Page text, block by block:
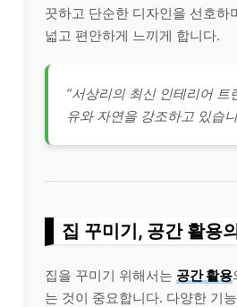
끗하고 단순한 디자인을 선호하
넓고 편안하게 느끼게 합니다.
“서상리의 최신 인테리어 트
유와 자연을 강조하고 있습
집 꾸미기, 공간 활용
집을 꾸미기 위해서는 공간 활용
는 것이 중요합니다. 다양한 기